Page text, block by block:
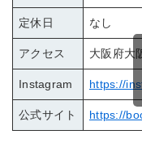
定休日 なし
アクセス 大阪府大
Instagram https://
公式サイト https://